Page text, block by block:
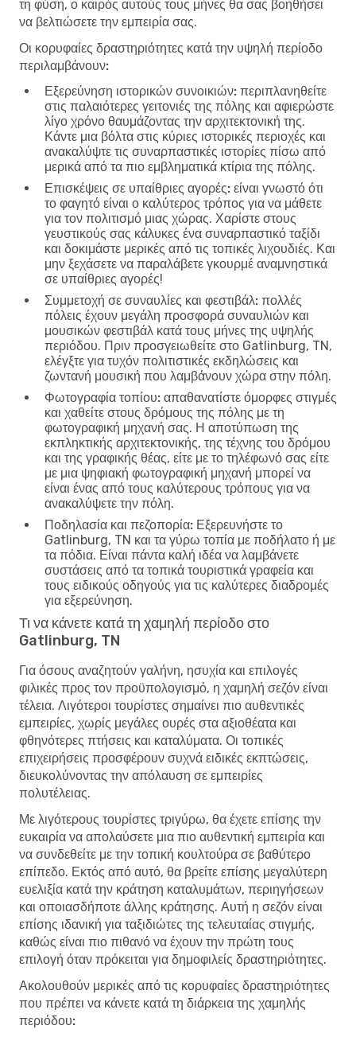
τη φύση, ο καιρός αυτούς τους μήνες θα σας βοηθήσει
να βελτιώσετε την εμπειρία σας.
Οι κορυφαίες δραστηριότητες κατά την υψηλή περίοδο
περιλαμβάνουν:
Εξερεύνηση ιστορικών συνοικιών: περιπλανηθείτε
στις παλαιότερες γειτονιές της πόλης και αφιερώστε
λίγο χρόνο θαυμάζοντας την αρχιτεκτονική της.
Κάντε μια βόλτα στις κύριες ιστορικές περιοχές και
ανακαλύψτε τις συναρπαστικές ιστορίες πίσω από
μερικά από τα πιο εμβληματικά κτίρια της πόλης.
Επισκέψεις σε υπαίθριες αγορές: είναι γνωστό ότι
το φαγητό είναι ο καλύτερος τρόπος για να μάθετε
για τον πολιτισμό μιας χώρας. Χαρίστε στους
γευστικούς σας κάλυκες ένα συναρπαστικό ταξίδι
και δοκιμάστε μερικές από τις τοπικές λιχουδιές. Και
μην ξεχάσετε να παραλάβετε γκουρμέ αναμνηστικά
σε υπαίθριες αγορές!
Συμμετοχή σε συναυλίες και φεστιβάλ: πολλές
πόλεις έχουν μεγάλη προσφορά συναυλιών και
μουσικών φεστιβάλ κατά τους μήνες της υψηλής
περιόδου. Πριν προσγειωθείτε στο Gatlinburg, TN,
ελέγξτε για τυχόν πολιτιστικές εκδηλώσεις και
ζωντανή μουσική που λαμβάνουν χώρα στην πόλη.
Φωτογραφία τοπίου: απαθανατίστε όμορφες στιγμές
και χαθείτε στους δρόμους της πόλης με τη
φωτογραφική μηχανή σας. Η αποτύπωση της
εκπληκτικής αρχιτεκτονικής, της τέχνης του δρόμου
και της γραφικής θέας, είτε με το τηλέφωνό σας είτε
με μια ψηφιακή φωτογραφική μηχανή μπορεί να
είναι ένας από τους καλύτερους τρόπους για να
ανακαλύψετε την πόλη.
Ποδηλασία και πεζοπορία: Εξερευνήστε το
Gatlinburg, TN και τα γύρω τοπία με ποδήλατο ή με
τα πόδια. Είναι πάντα καλή ιδέα να λαμβάνετε
συστάσεις από τα τοπικά τουριστικά γραφεία και
τους ειδικούς οδηγούς για τις καλύτερες διαδρομές
για εξερεύνηση.
Τι να κάνετε κατά τη χαμηλή περίοδο στο
Gatlinburg, TN
Για όσους αναζητούν γαλήνη, ησυχία και επιλογές
φιλικές προς τον προϋπολογισμό, η χαμηλή σεζόν είναι
τέλεια. Λιγότεροι τουρίστες σημαίνει πιο αυθεντικές
εμπειρίες, χωρίς μεγάλες ουρές στα αξιοθέατα και
φθηνότερες πτήσεις και καταλύματα. Οι τοπικές
επιχειρήσεις προσφέρουν συχνά ειδικές εκπτώσεις,
διευκολύνοντας την απόλαυση σε εμπειρίες
πολυτέλειας.
Με λιγότερους τουρίστες τριγύρω, θα έχετε επίσης την
ευκαιρία να απολαύσετε μια πιο αυθεντική εμπειρία και
να συνδεθείτε με την τοπική κουλτούρα σε βαθύτερο
επίπεδο. Εκτός από αυτό, θα βρείτε επίσης μεγαλύτερη
ευελιξία κατά την κράτηση καταλυμάτων, περιηγήσεων
και οποιασδήποτε άλλης κράτησης. Αυτή η σεζόν είναι
επίσης ιδανική για ταξιδιώτες της τελευταίας στιγμής,
καθώς είναι πιο πιθανό να έχουν την πρώτη τους
επιλογή όταν πρόκειται για δημοφιλείς δραστηριότητες.
Ακολουθούν μερικές από τις κορυφαίες δραστηριότητες
που πρέπει να κάνετε κατά τη διάρκεια της χαμηλής
περιόδου: